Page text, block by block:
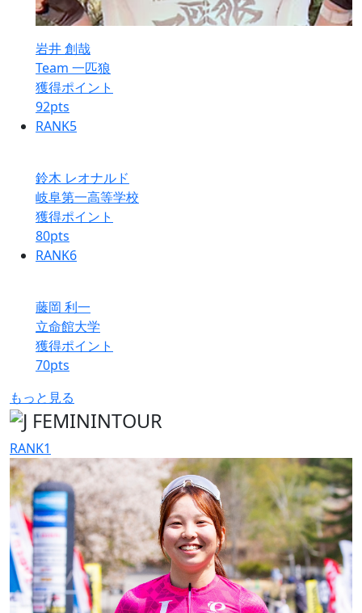
岩井 創哉
Team 一匹狼
獲得ポイント
92pts
RANK5
鈴木 レオナルド
岐阜第一高等学校
獲得ポイント
80pts
RANK6
藤岡 利一
立命館大学
獲得ポイント
70pts
もっと見る
RANK1